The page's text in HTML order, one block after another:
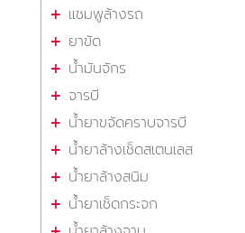
แชมพูล้างรถ
ยาขัด
น้ำมันจักร
จารบี
น้ำยาขจัดคราบจารบี
น้ำยาล้างเช็ดสเตนเลส
น้ำยาล้างสนิม
น้ำยาเช็ดกระจก